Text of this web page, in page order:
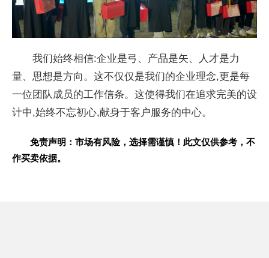
我们始终相信:企业是弓、产品是矢、人才是力
量、思想是方向。这不仅仅是我们的企业理念,更是每
一位团队成员的工作信条。这使得我们在追求完美的设
计中,始终不忘初心,献身于客户服务的中心。
免责声明：市场有风险，选择需谨慎！此文仅供参考，不
作买卖依据。